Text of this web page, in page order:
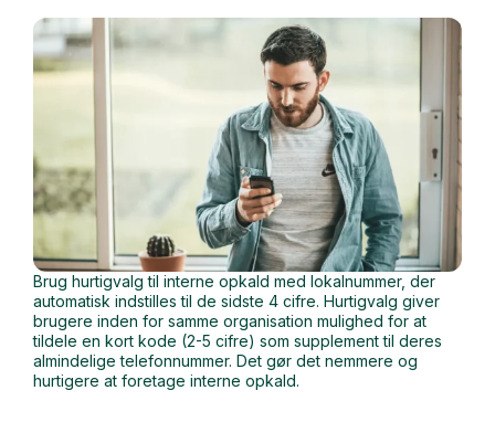
Brug hurtigvalg til interne opkald med lokalnummer, der
automatisk indstilles til de sidste 4 cifre. Hurtigvalg giver
brugere inden for samme organisation mulighed for at
tildele en kort kode (2-5 cifre) som supplement til deres
almindelige telefonnummer. Det gør det nemmere og
hurtigere at foretage interne opkald.